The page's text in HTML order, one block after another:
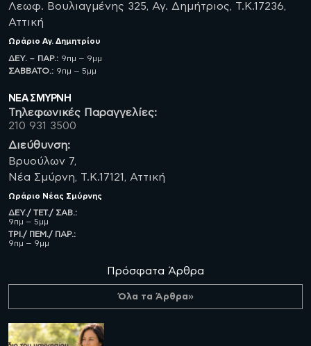
Λεωφ. Βουλιαγμένης 325, Αγ. Δημήτριος, Τ.Κ.17236,
Αττική
Ωράριο Αγ. Δημητρίου
ΔΕΥ. – ΠΑΡ.: 9πμ – 9μμ
ΣΑΒBATO.: 9πμ – 5μμ
ΝΈΑ ΣΜΥΡΝΗ
Τηλεφωνικές Παραγγελίες:
210 931 3500
Διεύθυνση:
Βρυούλων 7,
Νέα Σμύρνη, Τ.Κ.17121, Αττική
Ωράριο Νέας Σμύρνης
ΔΕΥ./ ΤΕΤ./ ΣΑΒ.:
9πμ – 5μμ
ΤΡΙ./ ΠΕΜ./ ΠΑΡ.:
9πμ – 9μμ
Πρόσφατα Άρθρα
Όλα τα Άρθρα»